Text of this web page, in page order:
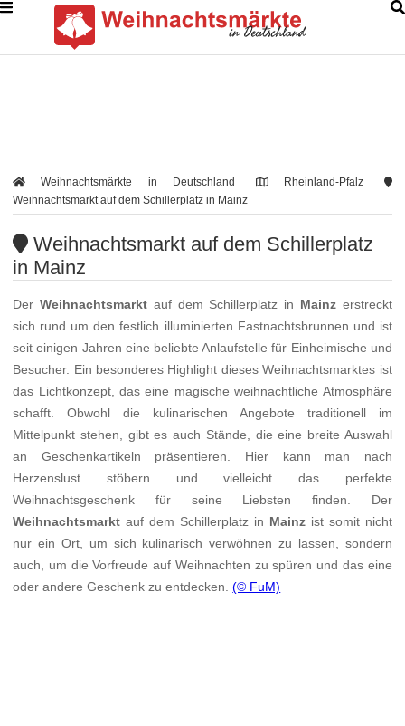
Weihnachtsmärkte in Deutschland
Rheinland-Pfalz
Weihnachtsmarkt auf dem Schillerplatz in Mainz
Weihnachtsmarkt auf dem Schillerplatz
in Mainz
DerWeihnachtsmarkt auf dem Schillerplatz in Mainzerstreckt
sich rund um den festlich illuminierten Fastnachtsbrunnen und ist
seit einigen Jahren eine beliebte Anlaufstelle für Einheimische und
Besucher. Ein besonderes Highlight dieses Weihnachtsmarktes ist
das Lichtkonzept, das eine magische weihnachtliche Atmosphäre
schafft. Obwohl die kulinarischen Angebote traditionell im
Mittelpunkt stehen, gibt es auch Stände, die eine breite Auswahl
an Geschenkartikeln präsentieren. Hier kann man nach
Herzenslust stöbern und vielleicht das perfekte
Weihnachtsgeschenk für seine Liebsten finden. Der
Weihnachtsmarkt auf dem Schillerplatz in Mainzist somit nicht
nur ein Ort, um sich kulinarisch verwöhnen zu lassen, sondern
auch, um die Vorfreude auf Weihnachten zu spüren und das eine
oder andere Geschenk zu entdecken.(© FuM)